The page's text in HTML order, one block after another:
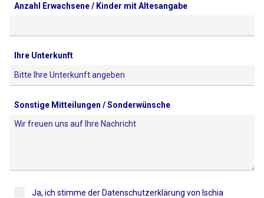
Anzahl Erwachsene / Kinder mit Altesangabe
Ihre Unterkunft
Sonstige Mitteilungen / Sonderwünsche
Ja, ich stimme der Datenschutzerklärung von Ischia